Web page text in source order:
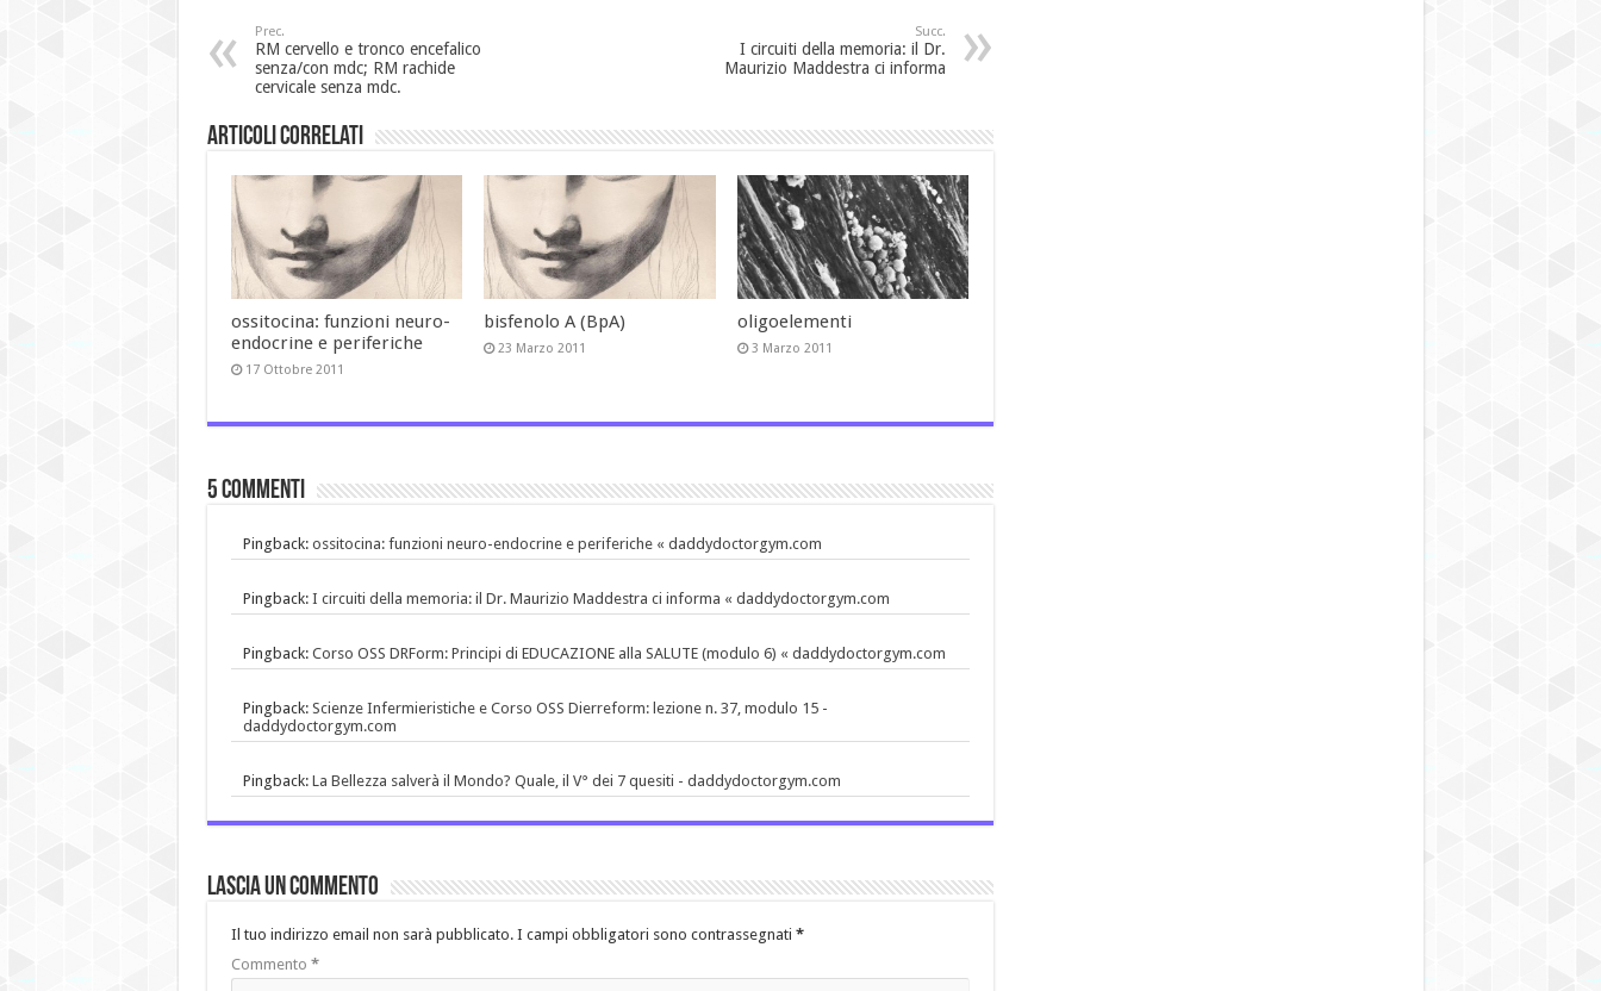
Prec.
RM cervello e tronco encefalico
senza/con mdc; RM rachide
cervicale senza mdc.
Succ.
I circuiti della memoria: il Dr.
Maurizio Maddestra ci informa
Articoli Correlati
ossitocina: funzioni neuro-
endocrine e periferiche
17 Ottobre 2011
bisfenolo A (BpA)
23 Marzo 2011
oligoelementi
3 Marzo 2011
5 commenti
Pingback: ossitocina: funzioni neuro-endocrine e periferiche « daddydoctorgym.com
Pingback: I circuiti della memoria: il Dr. Maurizio Maddestra ci informa « daddydoctorgym.com
Pingback: Corso OSS DRForm: Principi di EDUCAZIONE alla SALUTE (modulo 6) « daddydoctorgym.com
Pingback: Scienze Infermieristiche e Corso OSS Dierreform: lezione n. 37, modulo 15 -
daddydoctorgym.com
Pingback: La Bellezza salverà il Mondo? Quale, il V° dei 7 quesiti - daddydoctorgym.com
Lascia un commento
Il tuo indirizzo email non sarà pubblicato. I campi obbligatori sono contrassegnati *
Commento *